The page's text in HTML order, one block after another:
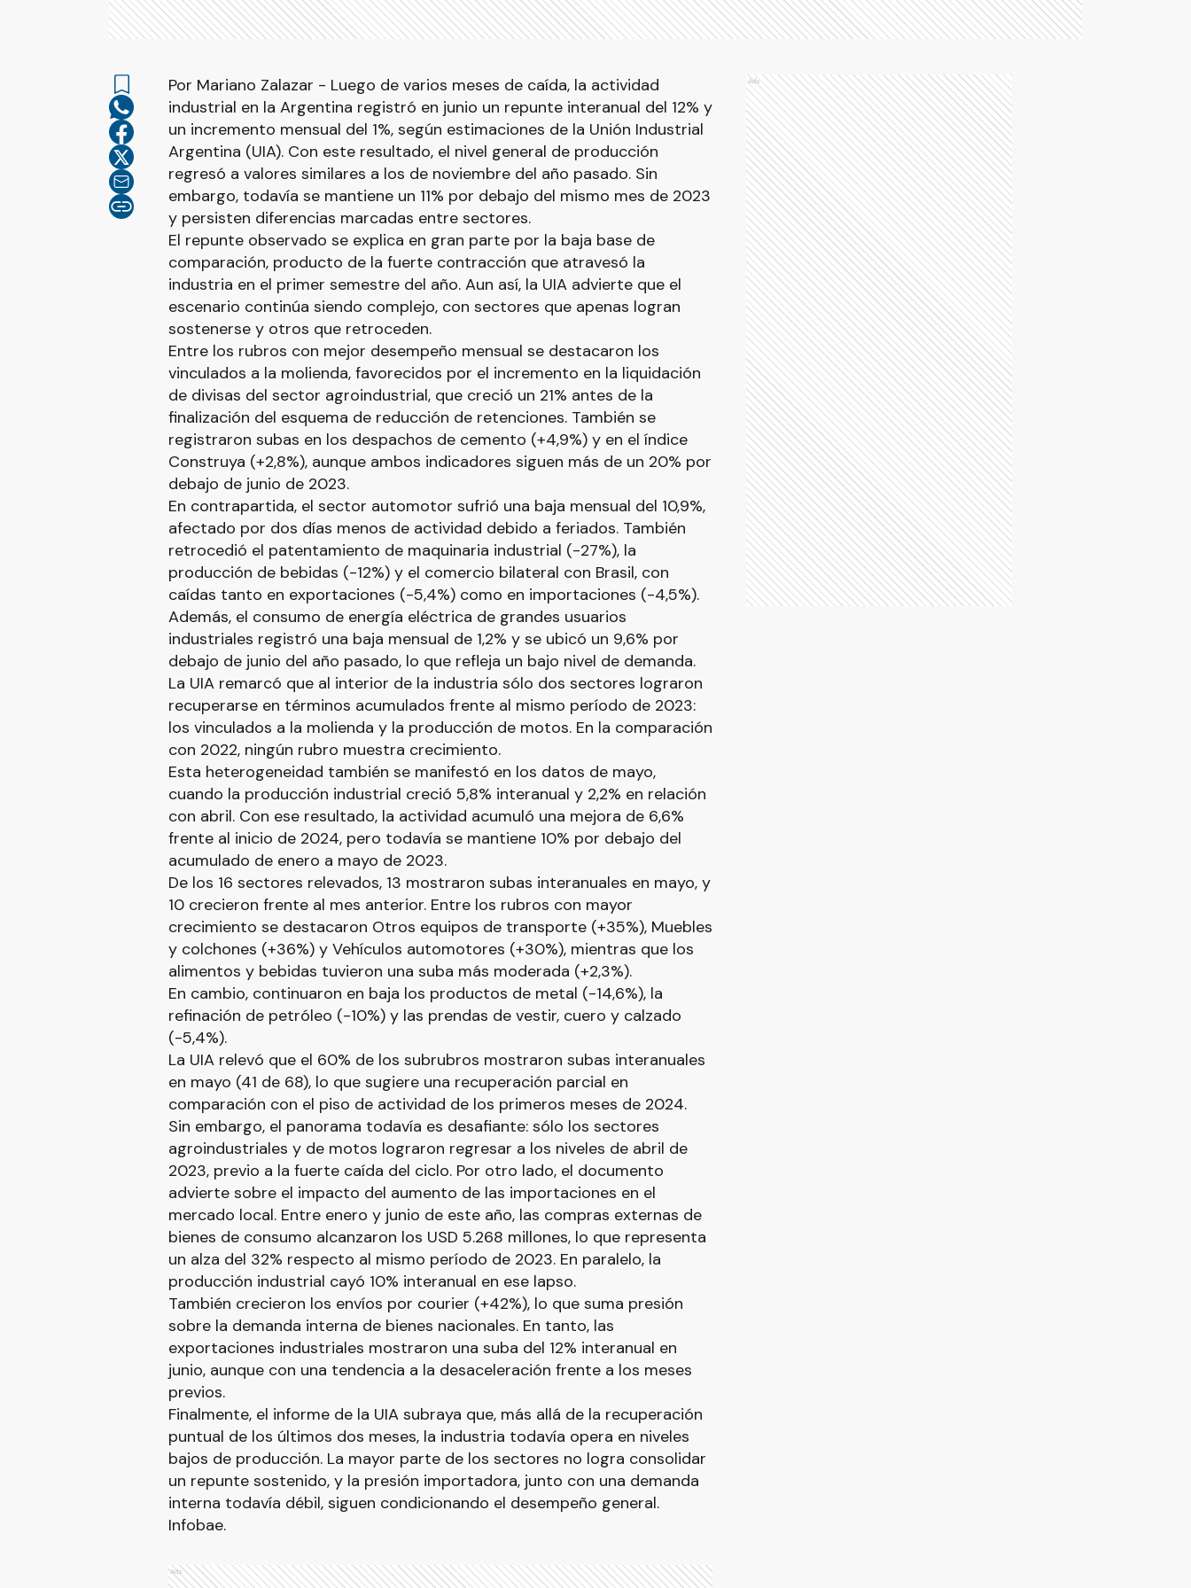
Por Mariano Zalazar - Luego de varios meses de caída, la actividad
industrial en la Argentina registró en junio un repunte interanual del 12% y
un incremento mensual del 1%, según estimaciones de la Unión Industrial
Argentina (UIA). Con este resultado, el nivel general de producción
regresó a valores similares a los de noviembre del año pasado. Sin
embargo, todavía se mantiene un 11% por debajo del mismo mes de 2023
y persisten diferencias marcadas entre sectores.
El repunte observado se explica en gran parte por la baja base de
comparación, producto de la fuerte contracción que atravesó la
industria en el primer semestre del año. Aun así, la UIA advierte que el
escenario continúa siendo complejo, con sectores que apenas logran
sostenerse y otros que retroceden.
Entre los rubros con mejor desempeño mensual se destacaron los
vinculados a la molienda, favorecidos por el incremento en la liquidación
de divisas del sector agroindustrial, que creció un 21% antes de la
finalización del esquema de reducción de retenciones. También se
registraron subas en los despachos de cemento (+4,9%) y en el índice
Construya (+2,8%), aunque ambos indicadores siguen más de un 20% por
debajo de junio de 2023.
En contrapartida, el sector automotor sufrió una baja mensual del 10,9%,
afectado por dos días menos de actividad debido a feriados. También
retrocedió el patentamiento de maquinaria industrial (-27%), la
producción de bebidas (-12%) y el comercio bilateral con Brasil, con
caídas tanto en exportaciones (-5,4%) como en importaciones (-4,5%).
Además, el consumo de energía eléctrica de grandes usuarios
industriales registró una baja mensual de 1,2% y se ubicó un 9,6% por
debajo de junio del año pasado, lo que refleja un bajo nivel de demanda.
La UIA remarcó que al interior de la industria sólo dos sectores lograron
recuperarse en términos acumulados frente al mismo período de 2023:
los vinculados a la molienda y la producción de motos. En la comparación
con 2022, ningún rubro muestra crecimiento.
Esta heterogeneidad también se manifestó en los datos de mayo,
cuando la producción industrial creció 5,8% interanual y 2,2% en relación
con abril. Con ese resultado, la actividad acumuló una mejora de 6,6%
frente al inicio de 2024, pero todavía se mantiene 10% por debajo del
acumulado de enero a mayo de 2023.
De los 16 sectores relevados, 13 mostraron subas interanuales en mayo, y
10 crecieron frente al mes anterior. Entre los rubros con mayor
crecimiento se destacaron Otros equipos de transporte (+35%), Muebles
y colchones (+36%) y Vehículos automotores (+30%), mientras que los
alimentos y bebidas tuvieron una suba más moderada (+2,3%).
En cambio, continuaron en baja los productos de metal (-14,6%), la
refinación de petróleo (-10%) y las prendas de vestir, cuero y calzado
(-5,4%).
La UIA relevó que el 60% de los subrubros mostraron subas interanuales
en mayo (41 de 68), lo que sugiere una recuperación parcial en
comparación con el piso de actividad de los primeros meses de 2024.
Sin embargo, el panorama todavía es desafiante: sólo los sectores
agroindustriales y de motos lograron regresar a los niveles de abril de
2023, previo a la fuerte caída del ciclo. Por otro lado, el documento
advierte sobre el impacto del aumento de las importaciones en el
mercado local. Entre enero y junio de este año, las compras externas de
bienes de consumo alcanzaron los USD 5.268 millones, lo que representa
un alza del 32% respecto al mismo período de 2023. En paralelo, la
producción industrial cayó 10% interanual en ese lapso.
También crecieron los envíos por courier (+42%), lo que suma presión
sobre la demanda interna de bienes nacionales. En tanto, las
exportaciones industriales mostraron una suba del 12% interanual en
junio, aunque con una tendencia a la desaceleración frente a los meses
previos.
Finalmente, el informe de la UIA subraya que, más allá de la recuperación
puntual de los últimos dos meses, la industria todavía opera en niveles
bajos de producción. La mayor parte de los sectores no logra consolidar
un repunte sostenido, y la presión importadora, junto con una demanda
interna todavía débil, siguen condicionando el desempeño general.
Infobae.
Ads
Ads